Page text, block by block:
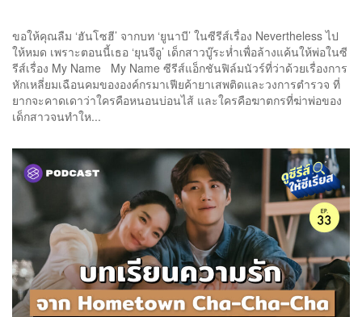
ขอให้คุณลืม ‘ฮันโซฮี’ จากบท ‘ยูนาบี’ ในซีรีส์เรื่อง Nevertheless ไป
ให้หมด เพราะตอนนี้เธอ ‘ยุนจีอู’ เด็กสาวบู๊ระห่ำเพื่อล้างแค้นให้พ่อในซี
รีส์เรื่อง My Name My Name ซีรีส์แอ็กชันฟิล์มนัวร์ที่ว่าด้วยเรื่องการ
หักเหลี่ยมเฉือนคมขององค์กรมาเฟียค้ายาเสพติดและวงการตำรวจ ที่
ยากจะคาดเดาว่าใครคือหนอนบ่อนไส้ และใครคือฆาตกรที่ฆ่าพ่อของ
เด็กสาวจนทำให...